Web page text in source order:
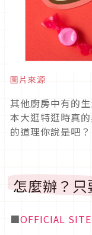
圖片來源
其他廚房中有的
本大逛特逛時真
的道理你說是吧？
怎麼辦？
■OFFICIAL SITE